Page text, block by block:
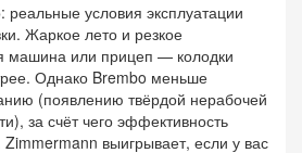
реальные условия эксплуатации
Жаркое лето и резкое
машина или прицеп — колодки
Однако Brembo меньше
(появлению твёрдой нерабочей
за счёт чего эффективность
выигрывает, если у вас